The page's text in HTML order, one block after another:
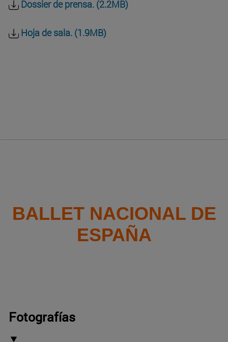
Dossier de prensa. (2.2MB)
Hoja de sala. (1.9MB)
BALLET NACIONAL DE
ESPAÑA
Fotografías